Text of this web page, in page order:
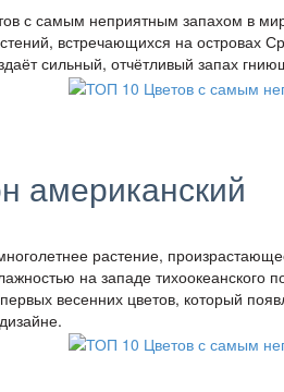
с самым неприятным запахом в
встречающихся на островах
сильный, отчётливый запах
американский
растение,
на западе
весенних цветов, который